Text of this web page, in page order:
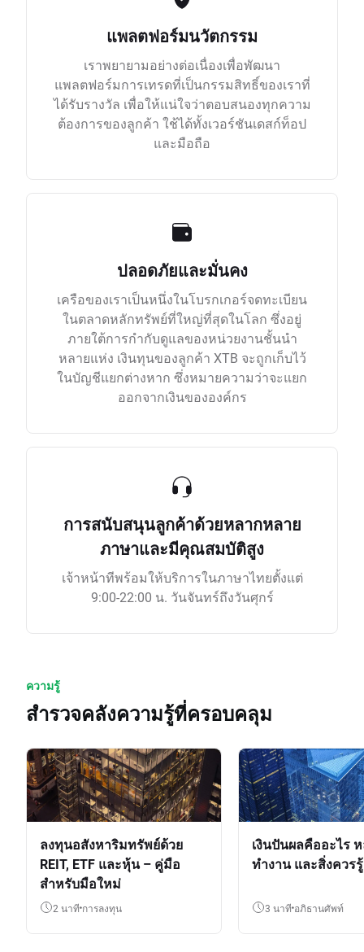
แพลตฟอร์มนวัตกรรม
เราพยายามอย่างต่อเนื่องเพื่อพัฒนา
แพลตฟอร์มการเทรดที่เป็นกรรมสิทธิ์ของเราที่
ได้รับรางวัล เพื่อให้แน่ใจว่าตอบสนองทุกความ
ต้องการของลูกค้า ใช้ได้ทั้งเวอร์ชันเดสก์ท็อป
และมือถือ
ปลอดภัยและมั่นคง
เครือของเราเป็นหนึ่งในโบรกเกอร์จดทะเบียน
ในตลาดหลักทรัพย์ที่ใหญ่ที่สุดในโลก ซึ่งอยู่
ภายใต้การกำกับดูแลของหน่วยงานชั้นนำ
หลายแห่ง เงินทุนของลูกค้า XTB จะถูกเก็บไว้
ในบัญชีแยกต่างหาก ซึ่งหมายความว่าจะแยก
ออกจากเงินขององค์กร
การสนับสนุนลูกค้าด้วยหลากหลาย
ภาษาและมีคุณสมบัติสูง
เจ้าหน้าทีพร้อมให้บริการในภาษาไทยตั้งแต่
9:00-22:00 น. วันจันทร์ถึงวันศุกร์
ความรู้
สำรวจคลังความรู้ที่ครอบคลุม
ลงทุนอสังหาริมทรัพย์ด้วย
REIT, ETF และหุ้น – คู่มือ
สำหรับมือใหม่
2 นาที การลงทุน
เงินปันผลคืออะไร
ทำงาน และสิ่งควรรู้
3 นาที อภิธานศัพท์